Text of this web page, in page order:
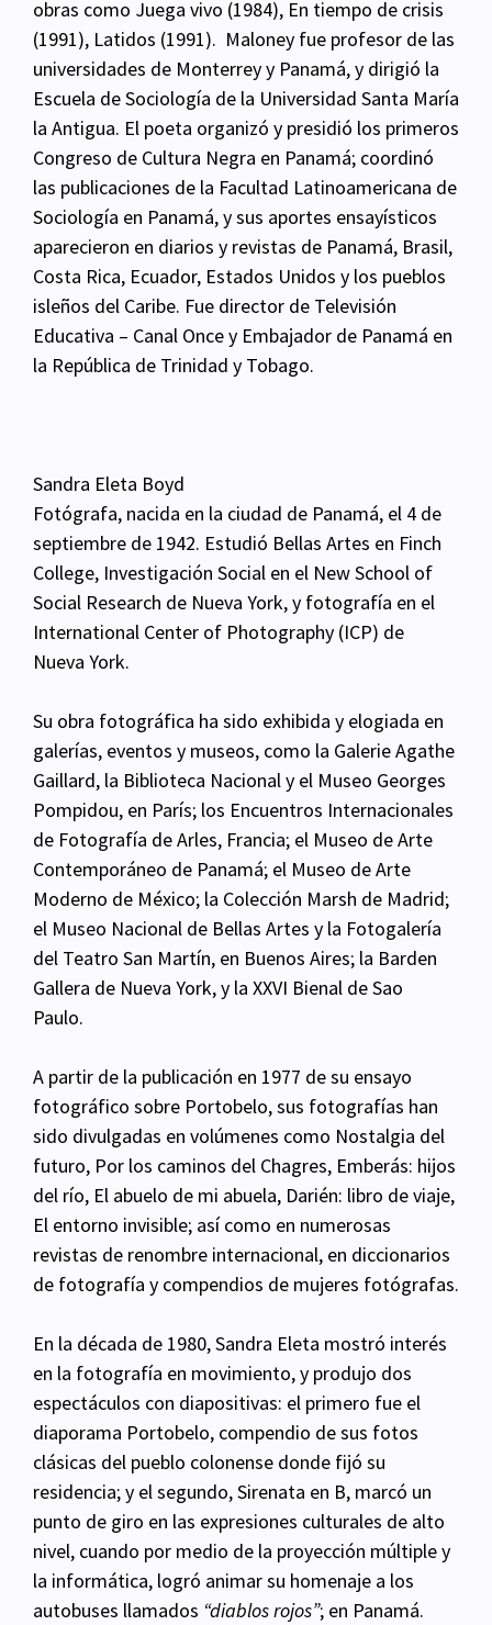
obras como Juega vivo (1984), En tiempo de crisis
(1991), Latidos (1991). Maloney fue profesor de las
universidades de Monterrey y Panamá, y dirigió la
Escuela de Sociología de la Universidad Santa María
la Antigua. El poeta organizó y presidió los primeros
Congreso de Cultura Negra en Panamá; coordinó
las publicaciones de la Facultad Latinoamericana de
Sociología en Panamá, y sus aportes ensayísticos
aparecieron en diarios y revistas de Panamá, Brasil,
Costa Rica, Ecuador, Estados Unidos y los pueblos
isleños del Caribe. Fue director de Televisión
Educativa – Canal Once y Embajador de Panamá en
la República de Trinidad y Tobago.
Sandra Eleta Boyd
Fotógrafa, nacida en la ciudad de Panamá, el 4 de
septiembre de 1942. Estudió Bellas Artes en Finch
College, Investigación Social en el New School of
Social Research de Nueva York, y fotografía en el
International Center of Photography (ICP) de
Nueva York.
Su obra fotográfica ha sido exhibida y elogiada en
galerías, eventos y museos, como la GalerieAgathe
Gaillard, la Biblioteca Nacional y el Museo Georges
Pompidou, en París; los Encuentros Internacionales
de Fotografía de Arles, Francia; el Museo de Arte
Contemporáneo de Panamá; el Museo de Arte
Moderno de México; la Colección Marsh de Madrid;
el Museo Nacional de Bellas Artes y la Fotogalería
del Teatro San Martín, en Buenos Aires; la Barden
Gallera de Nueva York, y la XXVI Bienal de Sao
Paulo.
A partir de la publicación en 1977 de su ensayo
fotográfico sobre Portobelo, sus fotografías han
sido divulgadas en volúmenes como Nostalgia del
futuro, Por los caminos del Chagres, Emberás: hijos
del río, El abuelo de mi abuela, Darién: libro de viaje,
El entorno invisible; así como en numerosas
revistas de renombre internacional, en diccionarios
de fotografía y compendios de mujeres fotógrafas.
En la década de 1980, Sandra Eleta mostró interés
en la fotografía en movimiento, y produjo dos
espectáculos con diapositivas: el primero fue el
diaporama Portobelo, compendio de sus fotos
clásicas del pueblo colonense donde fijó su
residencia; y el segundo, Sirenata en B, marcó un
punto de giro en las expresiones culturales de alto
nivel, cuando por medio de la proyección múltiple y
la informática, logró animar su homenaje a los
autobuses llamados “diablos rojos”; en Panamá.